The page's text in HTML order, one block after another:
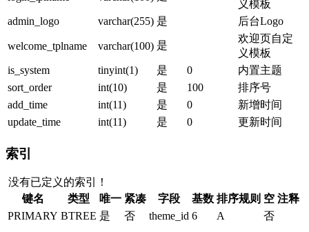
义模板
admin_logo
varchar(255) 是 后台Logo
welcome_tplname varchar(100) 是
欢迎页自定
义模板
is_system
tinyint(1) 是 0
内置主题
sort_order
int(10) 是 100
排序号
add_time
int(11) 是 0
新增时间
update_time
int(11) 是 0 更新时间
索引
没有已定义的索引！
键名
类型 唯一 紧凑 字段 基数 排序规则 空 注释
PRIMARY BTREE 是 否 theme_id 6 A 否